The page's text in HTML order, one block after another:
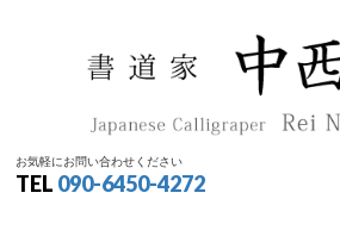
お気軽にお問い合わせください
TEL 090-6450-4272